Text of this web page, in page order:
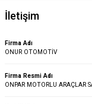
İletişim
Firma Adı
ONUR OTOMOTİV
Firma Resmi Adı
ONPAR MOTORLU ARAÇLAR